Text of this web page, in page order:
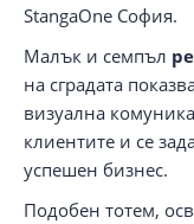
StangaOne София.
Малък и семпъл
на сградата
визуална
клиентите и се
успешен бизнес.
Подобен тотем,